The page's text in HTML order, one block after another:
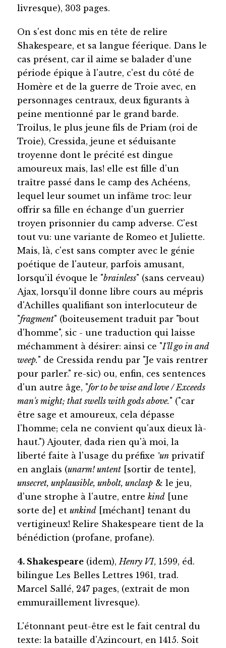
livresque), 303 pages.
On s'est donc mis en tête de relire
Shakespeare, et sa langue féerique. Dans le
cas présent, car il aime se balader d'une
période épique à l'autre, c'est du côté de
Homère et de la guerre de Troie avec, en
personnages centraux, deux figurants à
peine mentionné par le grand barde.
Troilus, le plus jeune fils de Priam (roi de
Troie), Cressida, jeune et séduisante
troyenne dont le précité est dingue
amoureux mais, las! elle est fille d'un
traître passé dans le camp des Achéens,
lequel leur soumet un infâme troc: leur
offrir sa fille en échange d'un guerrier
troyen prisonnier du camp adverse. C'est
tout vu: une variante de Romeo et Juliette.
Mais, là, c'est sans compter avec le génie
poétique de l'auteur, parfois amusant,
lorsqu'il évoque le "brainless" (sans cerveau)
Ajax, lorsqu'il donne libre cours au mépris
d'Achilles qualifiant son interlocuteur de
"fragment" (boiteusement traduit par "bout
d'homme", sic - une traduction qui laisse
méchamment à désirer: ainsi ce "I'll go in and
weep." de Cressida rendu par "Je vais rentrer
pour parler." re-sic) ou, enfin, ces sentences
d'un autre âge, "for to be wise and love / Exceeds
man's might; that swells with gods above." ("car
être sage et amoureux, cela dépasse
l'homme; cela ne convient qu'aux dieux là-
haut.") Ajouter, dada rien qu'à moi, la
liberté faite à l'usage du préfixe °unprivatif
en anglais (unarm! untent[sortir de tente],
unsecret, unplausible, unbolt, unclasp& le jeu,
d'une strophe à l'autre, entre kind[une
sorte de] et unkind[méchant] tenant du
vertigineux! Relire Shakespeare tient de la
bénédiction (profane, profane).
4. Shakespeare(idem), Henry VI, 1599, éd.
bilingue Les Belles Lettres 1961, trad.
Marcel Sallé, 247 pages, (extrait de mon
emmuraillement livresque).
L'étonnant peut-être est le fait central du
texte: la bataille d'Azincourt, en 1415. Soit